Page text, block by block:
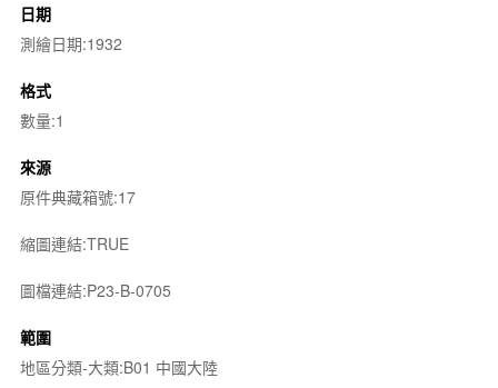
日期
測繪日期:1932
格式
數量:1
來源
原件典藏箱號:17
縮圖連結:TRUE
圖檔連結:P23-B-0705
範圍
地區分類-大類:B01 中國大陸